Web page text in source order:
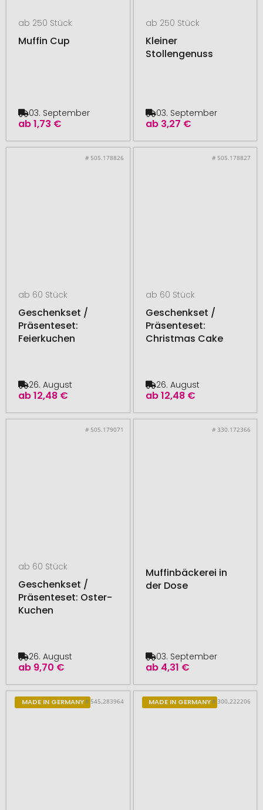
ab 250 Stück
Muffin Cup
ab1,73 €
03. September
ab 250 Stück
Kleiner
Stollengenuss
ab 3,27 €
03. September
# 505.178826
ab 60 Stück
Geschenkset /
Präsenteset:
Feierkuchen
ab12,48 €
26. August
# 505.178827
ab 60 Stück
Geschenkset /
Präsenteset:
Christmas Cake
ab12,48 €
26. August
# 505.179071
ab 60 Stück
Geschenkset /
Präsenteset: Oster-
Kuchen
ab 9,70 €
26. August
# 330.172366
Muffinbäckerei in
der Dose
ab 4,31 €
03. September
MADE IN GERMANY# 545.283964 MADE IN GERMANY# 300.222206